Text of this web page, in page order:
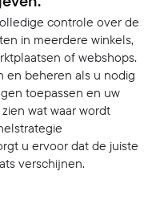
controle over de
in meerdere winkels,
of webshops.
en beheren als u nodig
toepassen en uw
wat waar wordt
u ervoor dat de juiste
verschijnen.